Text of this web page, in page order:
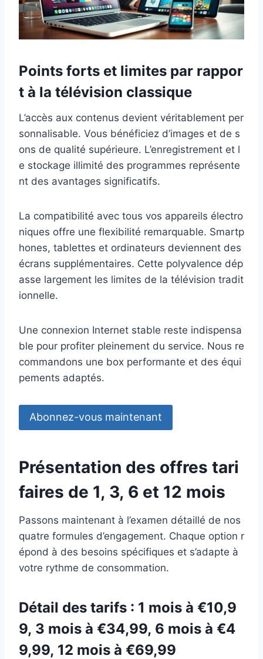
Points forts et limites par rappor
t à la télévision classique
L’accès aux contenus devient véritablement per
sonnalisable. Vous bénéficiez d’images et de s
ons de qualité supérieure. L’enregistrement et l
e stockage illimité des programmes représente
nt des avantages significatifs.
La compatibilité avec tous vos appareils électro
niques offre une flexibilité remarquable. Smartp
hones, tablettes et ordinateurs deviennent des
écrans supplémentaires. Cette polyvalence dép
asse largement les limites de la télévision tradit
ionnelle.
Une connexion Internet stable reste indispensa
ble pour profiter pleinement du service. Nous re
commandons une box performante et des équi
pements adaptés.
Abonnez-vous maintenant
Présentation des offres tari
faires de 1, 3, 6 et 12 mois
Passons maintenant à l’examen détaillé de nos
quatre formules d’engagement. Chaque option r
épond à des besoins spécifiques et s’adapte à
votre rythme de consommation.
Détail des tarifs : 1 mois à €10,9
9, 3 mois à €34,99, 6 mois à €4
9,99, 12 mois à €69,99